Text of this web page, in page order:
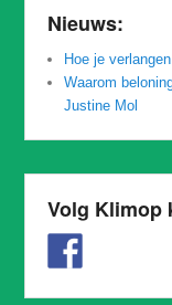
Nieuws:
Hoe je
Waarom
Justine Mol
Volg Klimop